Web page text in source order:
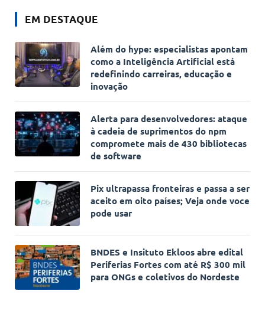
EM DESTAQUE
Além do hype: especialistas apontam
como a Inteligência Artificial está
redefinindo carreiras, educação e
inovação
Alerta para desenvolvedores: ataque
à cadeia de suprimentos do npm
compromete mais de 430 bibliotecas
de software
Pix ultrapassa fronteiras e passa a ser
aceito em oito países; Veja onde voce
pode usar
BNDES e Insituto Ekloos abre edital
Periferias Fortes com até R$ 300 mil
para ONGs e coletivos do Nordeste